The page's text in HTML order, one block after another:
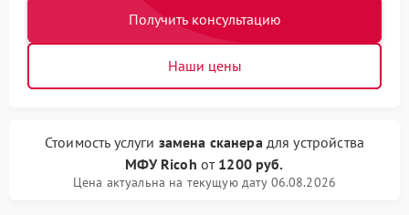
Получить консультацию
Наши цены
Стоимость услуги замена сканерадля устройства
МФУ Ricoh от 1200 руб.
Цена актуальна на текущую дату 06.08.2026